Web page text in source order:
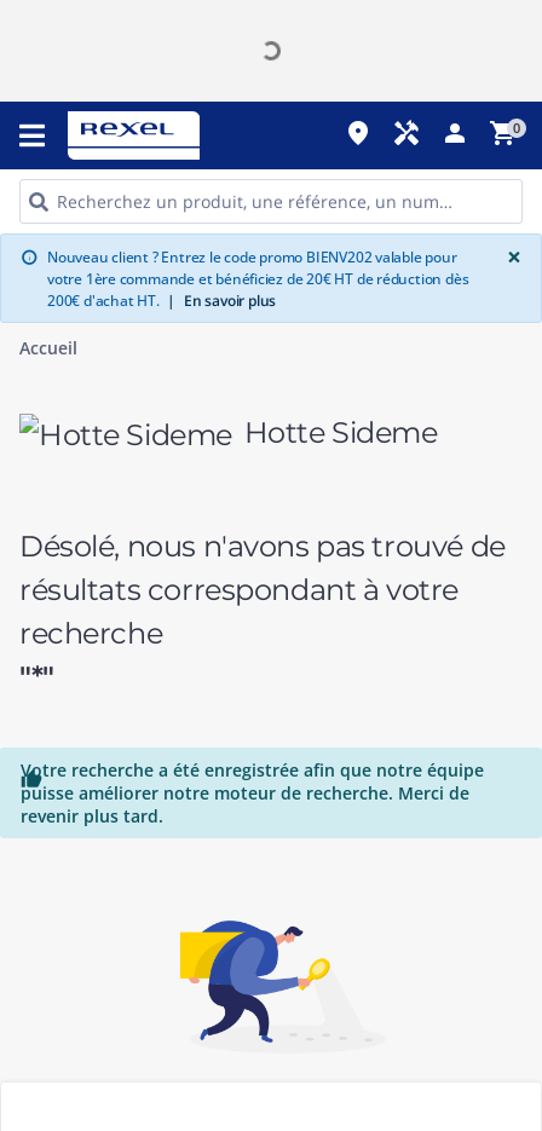
place handyman person shopping_cart0
info Nouveau client ? Entrez le code promo BIENV202 valable pour
votre 1ère commande et bénéficiez de 20€ HT de réduction dès
200€ d'achat HT. | En savoir plus
×
Accueil
Hotte Sideme
Désolé, nous n'avons pas trouvé de
résultats correspondant à votre
recherche
"*"

Votre recherche a été enregistrée afin que notre équipe
puisse améliorer notre moteur de recherche. Merci de
revenir plus tard.